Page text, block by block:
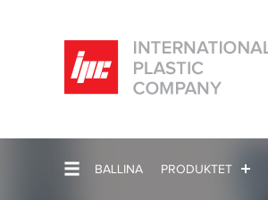
BALLINA PRODUKTET